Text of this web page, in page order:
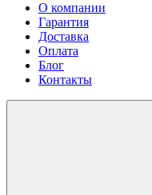
О компании
Гарантия
Доставка
Оплата
Блог
Контакты